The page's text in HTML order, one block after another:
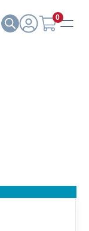
0